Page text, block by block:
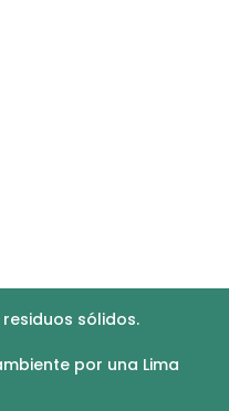
sólidos.
por una Lima